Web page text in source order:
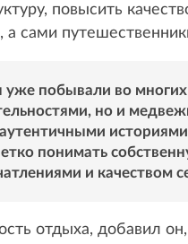
повысить
а сами
побывали во многих
но и
понимать
и качеством
отдыха, добавил